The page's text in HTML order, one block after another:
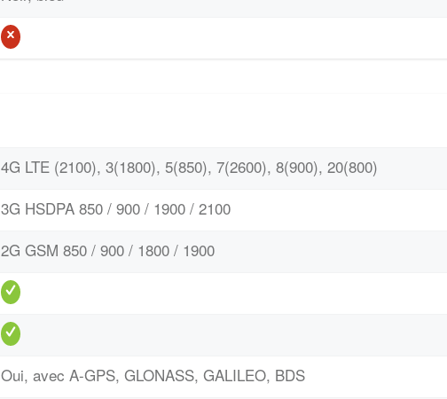
4G LTE (2100), 3(1800), 5(850), 7(2600), 8(900), 20(800)
3G HSDPA 850 / 900 / 1900 / 2100
2G GSM 850 / 900 / 1800 / 1900
Oui, avec A-GPS, GLONASS, GALILEO, BDS